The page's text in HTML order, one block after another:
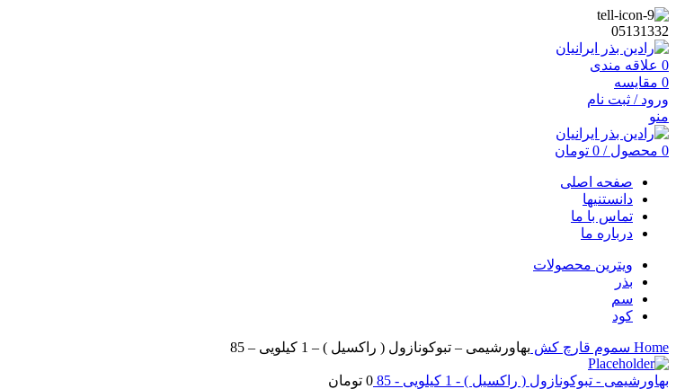
05131332
0 علاقه مندی
0 مقایسه
ورود / ثبت نام
منو
0 محصول /
0 تومان
صفحه اصلی
دانستنیها
تماس با ما
درباره ما
ویترین محصولات
بذر
سم
کود
Home سموم قارچ کش بهاورشیمی – تبوکونازول ( راکسیل ) – 1 کیلویی – 85
بهاورشیمی - تبوکونازول ( راکسیل ) - 1 کیلویی - 85 0 تومان